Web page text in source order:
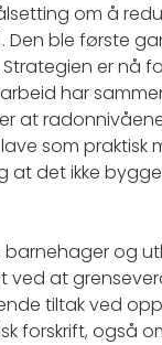
om å
ble første
er nå
har
at
som praktisk
det ikke
og
ved at
tiltak ved
forskrift, også